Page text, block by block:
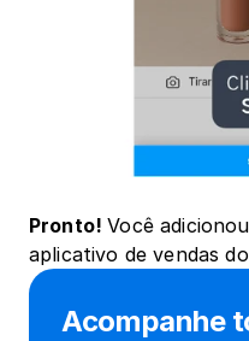
Pronto! Você
aplicativo de vendas
Acompanhe